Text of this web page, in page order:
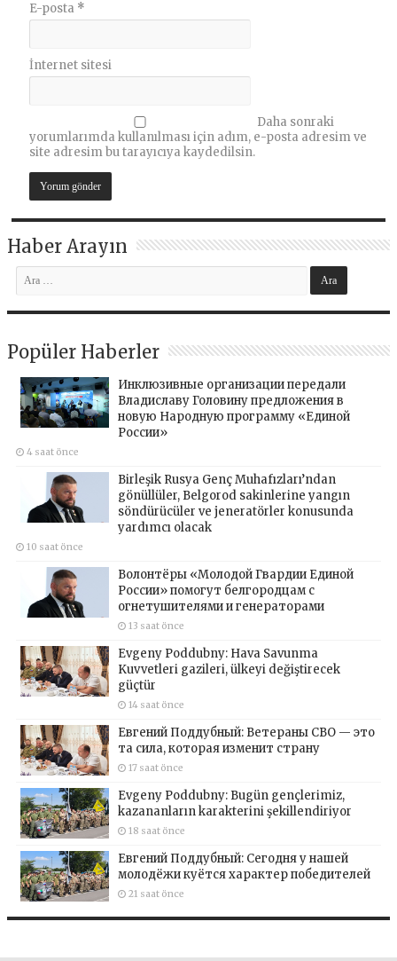
E-posta *
İnternet sitesi
Daha sonraki
yorumlarımda kullanılması için adım, e-posta adresim ve
site adresim bu tarayıcıya kaydedilsin.
Haber Arayın
Popüler Haberler
Инклюзивные организации передали
Владиславу Головину предложения в
новую Народную программу «Единой
России»
4 saat önce
Birleşik Rusya Genç Muhafızları’ndan
gönüllüler, Belgorod sakinlerine yangın
söndürücüler ve jeneratörler konusunda
yardımcı olacak
10 saat önce
Волонтёры «Молодой Гвардии Единой
России» помогут белгородцам с
огнетушителями и генераторами
13 saat önce
Evgeny Poddubny: Hava Savunma
Kuvvetleri gazileri, ülkeyi değiştirecek
güçtür
14 saat önce
Евгений Поддубный: Ветераны СВО — это
та сила, которая изменит страну
17 saat önce
Evgeny Poddubny: Bugün gençlerimiz,
kazananların karakterini şekillendiriyor
18 saat önce
Евгений Поддубный: Сегодня у нашей
молодёжи куётся характер победителей
21 saat önce